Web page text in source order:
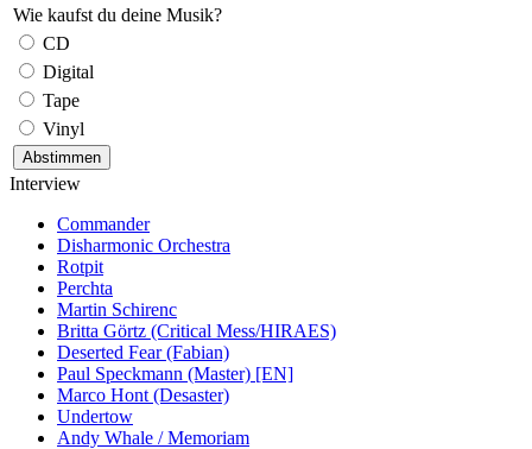
Wie kaufst du deine Musik?
CD
Digital
Tape
Vinyl
Interview
Commander
Disharmonic Orchestra
Rotpit
Perchta
Martin Schirenc
Britta Görtz (Critical Mess/HIRAES)
Deserted Fear (Fabian)
Paul Speckmann (Master) [EN]
Marco Hont (Desaster)
Undertow
Andy Whale / Memoriam